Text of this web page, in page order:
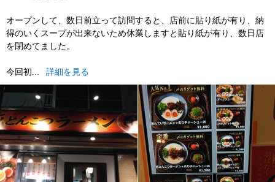
オープンして、数日前立って訪問すると、店前に貼り紙が有り、納
得のいくスープが出来ないため休業しますと貼り紙が有り、数日店
を閉めてました。
今回初... 詳細を見る